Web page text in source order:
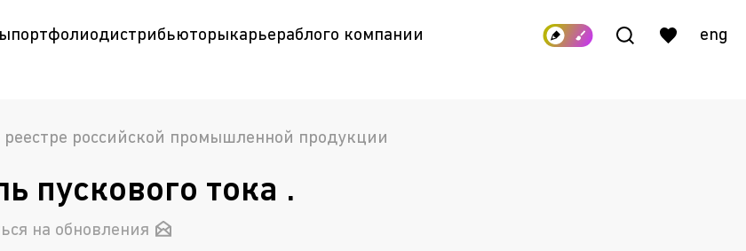
портфолиодистрибьюторыкарьераблого компании eng
реестре российской промышленной продукции
пускового тока .
на обновления